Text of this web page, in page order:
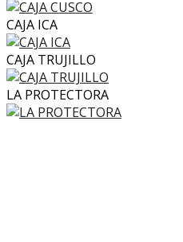
CAJA ICA
CAJA TRUJILLO
LA PROTECTORA